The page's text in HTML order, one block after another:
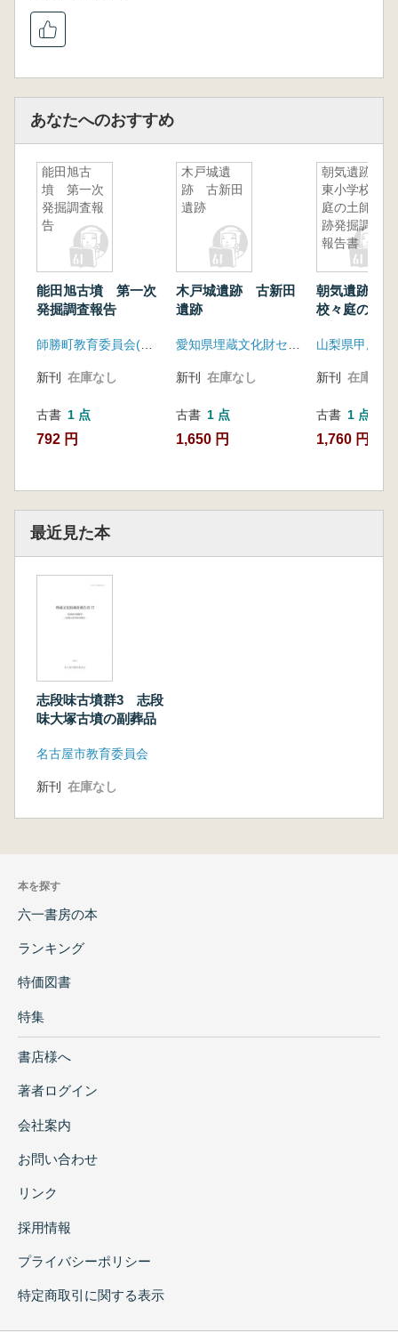
第2節 志段味大塚古墳の築造時期
第3節 志段味大塚古墳の性格
あなたへのおすすめ
能田旭古
墳 第一次
発掘調査報
告
能田旭古墳 第一次
発掘調査報告
新刊 在庫なし
古書 1 点
792 円
木戸城遺
跡 古新田
遺跡
木戸城遺跡 古新田
遺跡
新刊 在庫なし
古書 1 点
1,650 円
朝気遺跡
東小学校々
庭の土師遺
跡発掘調査
報告書
朝気遺跡 東
校々庭の土
新刊 在庫なし
古書 1 点
1,760 円
最近見た本
志段味古墳群3 志段
味大塚古墳の副葬品
名古屋市教育委員会
新刊 在庫なし
本を探す
六一書房の本
ランキング
特価図書
特集
書店様へ
著者ログイン
会社案内
お問い合わせ
リンク
採用情報
プライバシーポリシー
特定商取引に関する表示